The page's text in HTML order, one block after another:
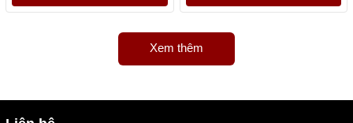
Xem thêm